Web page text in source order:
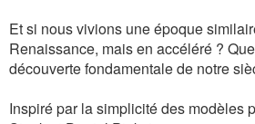
Et si nous vivions une époque
Renaissance, mais en accéléré ?
découverte fondamentale de notre
Inspiré par la simplicité des modèles